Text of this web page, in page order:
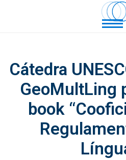
Cátedra
GeoMultLing
book